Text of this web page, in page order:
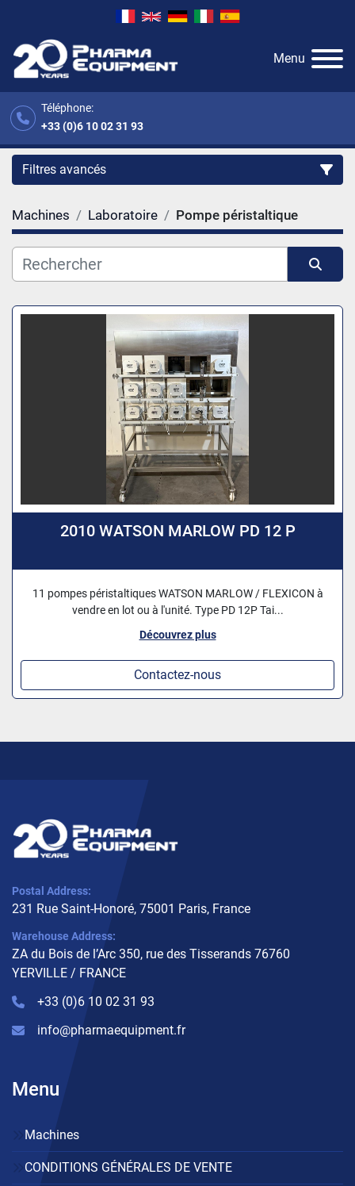
Téléphone:
+33 (0)6 10 02 31 93
Menu
Filtres avancés
Catégorie
Fabricant
Machines Laboratoire Pompe péristaltique
2010 WATSON MARLOW PD 12 P
11 pompes péristaltiques WATSON MARLOW / FLEXICON à
vendre en lot ou à l'unité. Type PD 12P Tai...
Découvrez plus
Contactez-nous
Postal Address:
231 Rue Saint-Honoré, 75001 Paris, France
Warehouse Address:
ZA du Bois de l’Arc 350, rue des Tisserands 76760
YERVILLE / FRANCE
+33 (0)6 10 02 31 93
info@pharmaequipment.fr
Menu
Machines
CONDITIONS GÉNÉRALES DE VENTE